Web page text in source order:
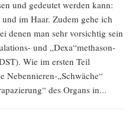
und gedeutet werden kann:
im Haar. Zudem gehe ich
denen man sehr vorsichtig sein
und „Dexa“methason-
Wie im ersten Teil
Nebennieren-„Schwäche“
des Organs in...